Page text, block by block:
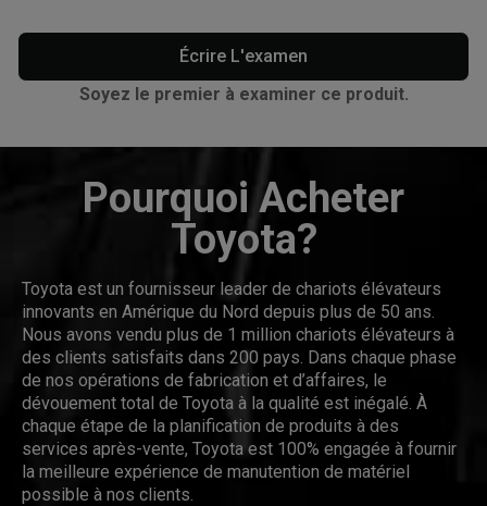
Écrire L'examen
Soyez le premier à examiner ce produit.
Pourquoi Acheter
Toyota?
Toyota est un fournisseur leader de chariots élévateurs
innovants en Amérique du Nord depuis plus de 50 ans.
Nous avons vendu plus de 1 million chariots élévateurs à
des clients satisfaits dans 200 pays. Dans chaque phase
de nos opérations de fabrication et d’affaires, le
dévouement total de Toyota à la qualité est inégalé. À
chaque étape de la planification de produits à des
services après-vente, Toyota est 100% engagée à fournir
la meilleure expérience de manutention de matériel
possible à nos clients.